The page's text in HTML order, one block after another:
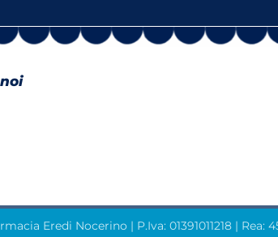
Eredi Nocerino | P.Iva: 01391011218 | Rea: